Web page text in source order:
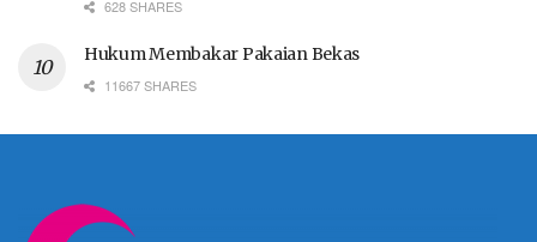
628 SHARES
Hukum Membakar Pakaian Bekas
11667 SHARES